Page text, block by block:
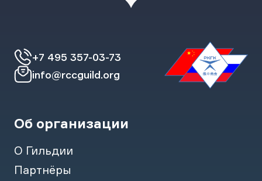
+7 495 357-03-73
info@rccguild.org
Об организации
О Гильдии
Партнёры